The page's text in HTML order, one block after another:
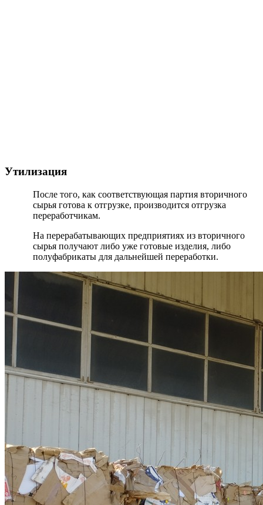
Утилизация
После того, как соответствующая партия вторичного
сырья готова к отгрузке, производится отгрузка
переработчикам.
На перерабатывающих предприятиях из вторичного
сырья получают либо уже готовые изделия, либо
полуфабрикаты для дальнейшей переработки.